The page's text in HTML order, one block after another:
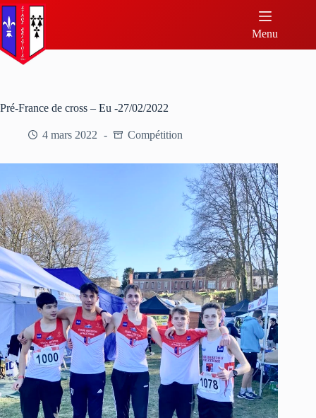
Menu
Pré-France de cross – Eu -27/02/2022
4 mars 2022 Compétition